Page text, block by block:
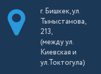
г. Бишкек, ул.
Тыныстанова,
213,
(между ул.
Киевская и
ул.Токтогула)